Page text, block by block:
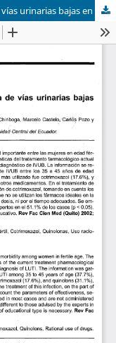
Farmacoepidemiología de la infección de vías urinarias bajas en mujeres en edad fértil.